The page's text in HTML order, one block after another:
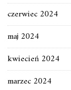
czerwiec 2024
maj 2024
kwiecień 2024
marzec 2024